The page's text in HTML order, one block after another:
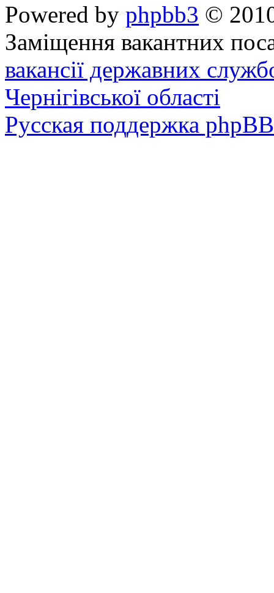
Powered by phpbb3 ©
Заміщення вакантних
вакансії державних
Чернігівської області
Русская поддержка phpBB